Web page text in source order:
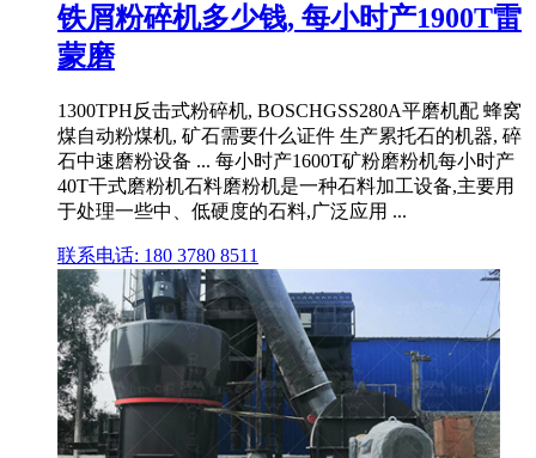
铁屑粉碎机多少钱, 每小时产1900T雷
蒙磨
1300TPH反击式粉碎机, BOSCHGSS280A平磨机配 蜂窝
煤自动粉煤机, 矿石需要什么证件 生产累托石的机器, 碎
石中速磨粉设备 ... 每小时产1600T矿粉磨粉机每小时产
40T干式磨粉机石料磨粉机是一种石料加工设备,主要用
于处理一些中、低硬度的石料,广泛应用 ...
联系电话: 180 3780 8511